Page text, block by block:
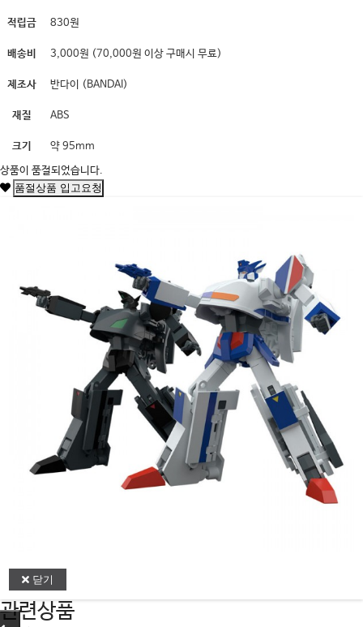
적립금 830원
배송비 3,000원 (70,000원 이상 구매시 무료)
제조사 반다이 (BANDAI)
재질 ABS
크기
약 95mm
상품이 품절되었습니다.
품절상품 입고요청
닫기
관련상품